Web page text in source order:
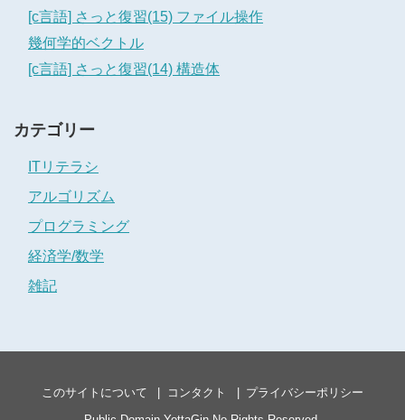
[c言語] さっと復習(15) ファイル操作
幾何学的ベクトル
[c言語] さっと復習(14) 構造体
カテゴリー
ITリテラシ
アルゴリズム
プログラミング
経済学/数学
雑記
このサイトについて コンタクト
プライバシーポリシー